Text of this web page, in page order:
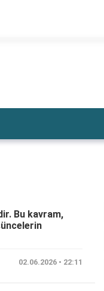
Bu kavram,
02.06.2026 • 22:11